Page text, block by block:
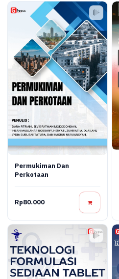
Permukiman Dan
Perkotaan
Rp80.000